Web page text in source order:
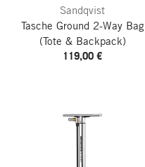
Sandqvist
Tasche Ground 2-Way Bag
(Tote & Backpack)
119,00 €